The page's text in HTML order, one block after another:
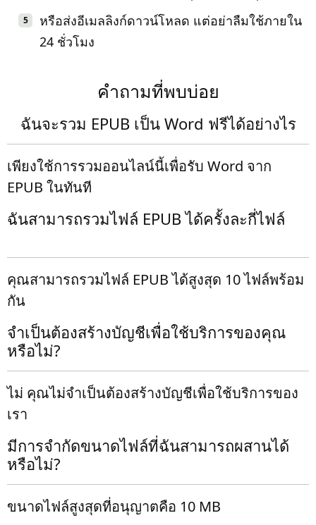
หรือส่งอีเมลลิงก์ดาวน์โหลด แต่อย่าลืมใช้ภายใน
24 ชั่วโมง
คำถามที่พบบ่อย
ฉันจะรวม EPUB เป็น Word ฟรีได้อย่างไร
เพียงใช้การรวมออนไลน์นี้เพื่อรับ Word จาก
EPUB ในทันที
ฉันสามารถรวมไฟล์ EPUB ได้ครั้งละกี่ไฟล์
คุณสามารถรวมไฟล์ EPUB ได้สูงสุด 10 ไฟล์พร้อม
กัน
จำเป็นต้องสร้างบัญชีเพื่อใช้บริการของคุณ
หรือไม่?
ไม่ คุณไม่จำเป็นต้องสร้างบัญชีเพื่อใช้บริการของ
เรา
มีการจำกัดขนาดไฟล์ที่ฉันสามารถผสานได้
หรือไม่?
ขนาดไฟล์สูงสุดที่อนุญาตคือ 10 MB